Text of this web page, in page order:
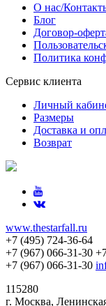
О нас/
Блог
Договор-
Политика
Сервис клиента
Личный
Размеры
Доставка и
Возврат
www.thestarfall.ru
+7 (495) 724-36-64
+7 (967) 066-31-30
+7 (967) 066-31-30
115280
г. Москва,